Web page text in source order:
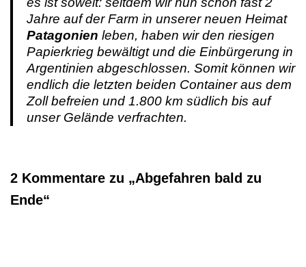
Jahre auf der Farm in unserer neuen Heimat
Patagonien leben, haben wir den riesigen
Papierkrieg bewältigt und die Einbürgerung in
Argentinien abgeschlossen. Somit können wir
endlich die letzten beiden Container aus dem
Zoll befreien und 1.800 km südlich bis auf
unser Gelände verfrachten.
2 Kommentare zu „Abgefahren bald zu
Ende“